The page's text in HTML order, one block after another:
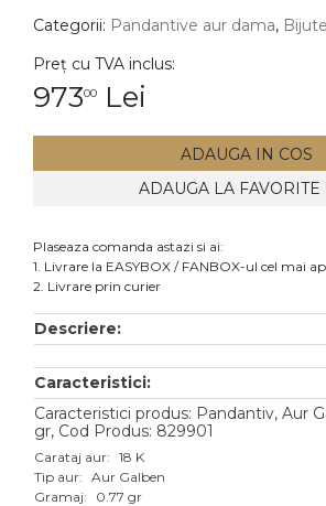
Inele
Cercei
Bratari
Lanturi
Pandantive
Accesorii
Aur galben
Aur alb
Aur roz
Categorii: Pandantive aur dama,
Preț cu TVA inclus:
97300 Lei
ADAUGA IN COS
ADAUGA LA FAVORITE
Plaseaza comanda astazi si ai:
1. Livrare la EASYBOX / FANBOX-ul cel mai
2. Livrare prin curier
Descriere:
Caracteristici:
Caracteristici produs: Pandantiv, Aur
gr, Cod Produs: 829901
Carataj aur: 18 K
Tip aur: Aur Galben
Gramaj:
0.77 gr